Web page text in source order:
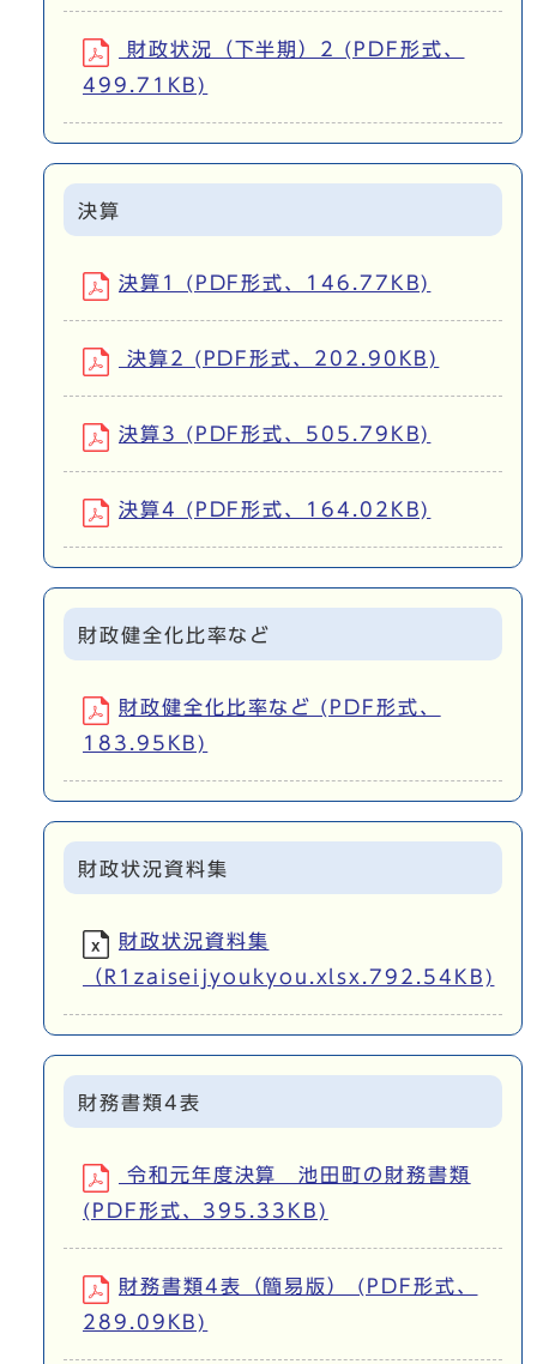
財政状況（下半期）2 (PDF形式、
499.71KB)
決算
決算1 (PDF形式、146.77KB)
決算2 (PDF形式、202.90KB)
決算3 (PDF形式、505.79KB)
決算4 (PDF形式、164.02KB)
財政健全化比率など
財政健全化比率など (PDF形式、
183.95KB)
財政状況資料集
財政状況資料集
（R1zaiseijyoukyou.xlsx.792.54KB)
財務書類4表
令和元年度決算 池田町の財務書類
(PDF形式、395.33KB)
財務書類4表（簡易版） (PDF形式、
289.09KB)